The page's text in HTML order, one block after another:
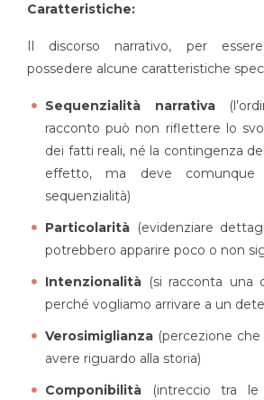
Caratteristiche:
Il discorso narrativo, per
possedere alcune caratteristiche
Sequenzialità narrativa
racconto può non riflettere lo
dei fatti reali, né la contingenza
effetto, ma deve
sequenzialità)
Particolarità (evidenziare
potrebbero apparire poco o non
Intenzionalità (si racconta una
perché vogliamo arrivare a un
Verosimiglianza (percezione che
avere riguardo alla storia)
Componibilità (intreccio tra le